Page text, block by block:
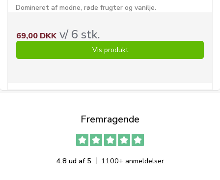
Domineret af modne, røde frugter og vanilje.
69,00 DKKv/ 6 stk.
Vis produkt
Fremragende
4.8 ud af 5 1100+ anmeldelser